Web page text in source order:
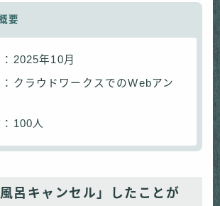
要
2025年10月
クラウドワークスでのWebアン
100人
呂キャンセル」したことが